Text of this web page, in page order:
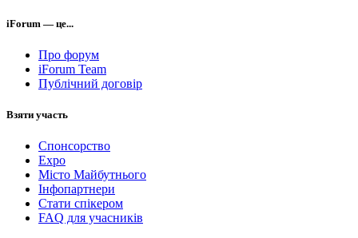
iForum — це...
Про форум
iForum Team
Публічний договір
Взяти участь
Спонсорство
Expo
Місто Майбутнього
Інфопартнери
Стати спікером
FAQ для учасників